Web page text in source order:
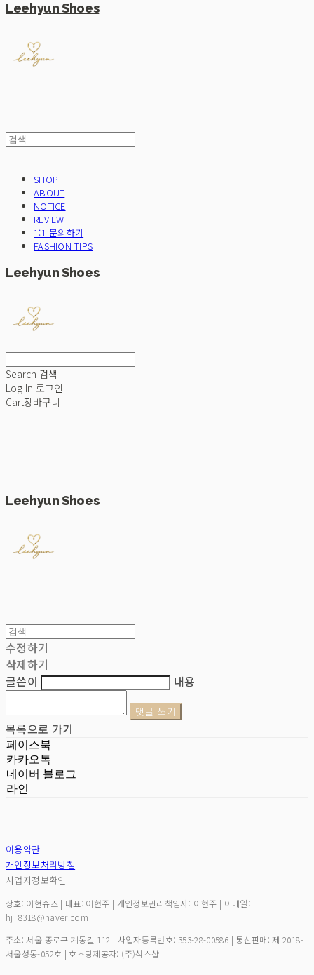
Leehyun Shoes
SHOP
ABOUT
NOTICE
REVIEW
1:1 문의하기
FASHION TIPS
Leehyun Shoes
Search 검색
Log In 로그인
Cart장바구니
Leehyun Shoes
수정하기
삭제하기
글쓴이
내용
댓글 쓰기
목록으로 가기
페이스북
카카오톡
네이버 블로그
라인
이용약관
개인정보처리방침
사업자정보확인
상호: 이현슈즈 | 대표: 이현주 | 개인정보관리책임자: 이현주 | 이메일:
hj_8318@naver.com
주소: 서울 종로구 계동길 112 | 사업자등록번호: 353-28-00586 | 통신판매:제 2018-
서울성동-052호 | 호스팅제공자: (주)식스샵